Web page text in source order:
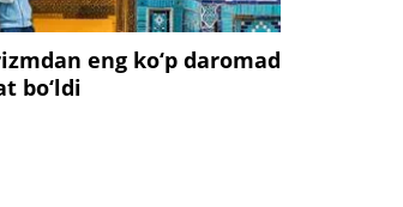
eng ko‘p daromad
bo‘ldi